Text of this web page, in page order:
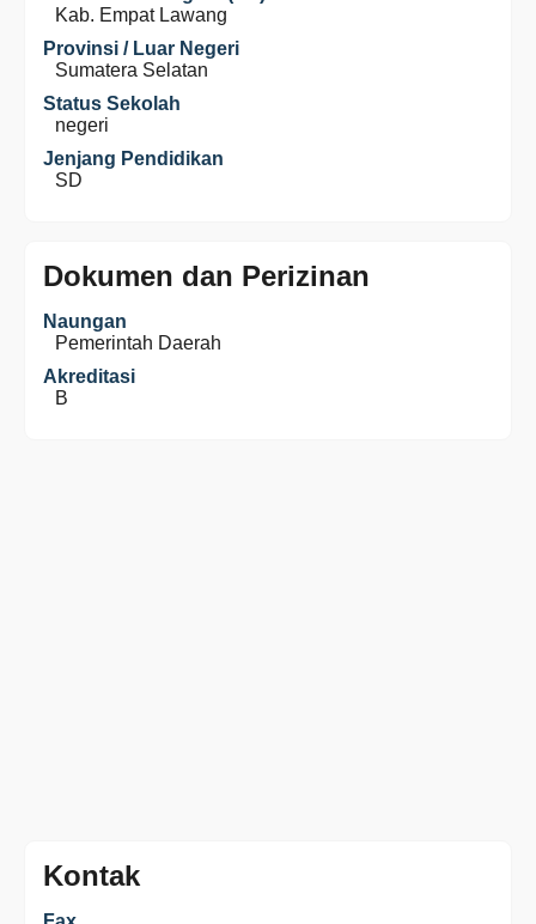
Kab. Empat Lawang
Provinsi / Luar Negeri
Sumatera Selatan
Status Sekolah
negeri
Jenjang Pendidikan
SD
Dokumen dan Perizinan
Naungan
Pemerintah Daerah
Akreditasi
B
Kontak